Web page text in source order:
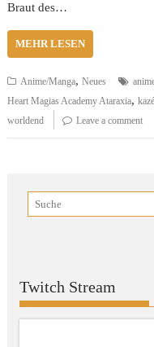
Braut des…
MEHR LESEN
Anime/Manga,Neues
Heart Magias Academy Ataraxia,
worldend Leave a comment
Twitch Stream